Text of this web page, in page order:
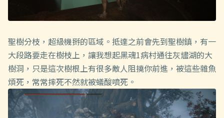
聖樹分枝，超級機掰的區域。抵達之前會先到聖樹鎮，有一
大段路要走在樹枝上，讓我想起黑魂1病村通往灰燼湖的大
樹洞，只是這次樹根上有很多敵人阻撓你前進，被這些雜魚
煩死，常常摔死不然就被蟻酸噴死。